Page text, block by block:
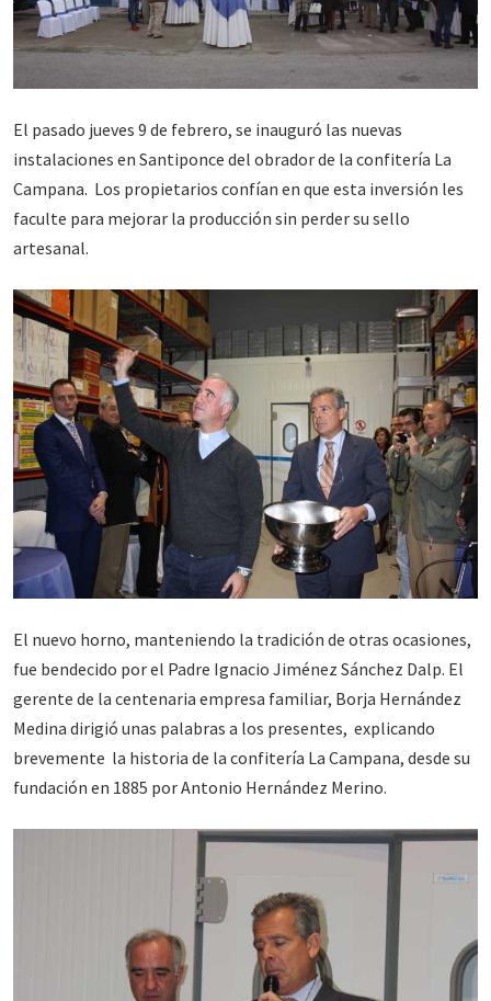
El pasado jueves 9 de febrero, se inauguró las nuevas
instalaciones en Santiponce del obrador de la confitería La
Campana. Los propietarios confían en que esta inversión les
faculte para mejorar la producción sin perder su sello
artesanal.
El nuevo horno, manteniendo la tradición de otras ocasiones,
fue bendecido por el Padre Ignacio Jiménez Sánchez Dalp. El
gerente de la centenaria empresa familiar, Borja Hernández
Medina dirigió unas palabras a los presentes, explicando
brevemente la historia de la confitería La Campana, desde su
fundación en 1885 por Antonio Hernández Merino.